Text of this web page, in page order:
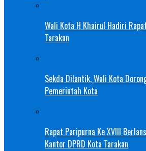
Wali Kota H Khairul Hadiri
Tarakan
Sekda Dilantik, Wali Kota
Pemerintah Kota
Rapat Paripurna Ke XVIII
Kantor DPRD Kota Tarakan